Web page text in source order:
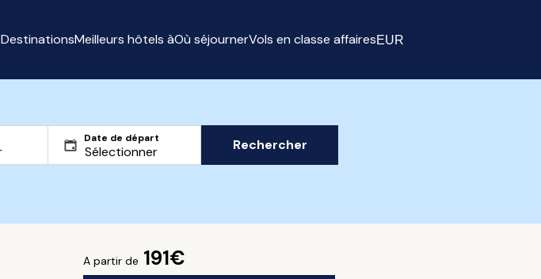
DestinationsMeilleurs hôtels àOù séjournerVols en classe affairesEUR
Date de départ Rechercher
A partir de 191€